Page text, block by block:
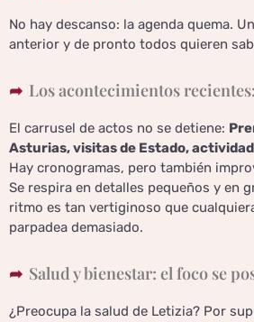
No hay descanso: la agenda quema.
anterior y de pronto todos quieren
Los acontecimientos
El carrusel de actos no se detiene:
Asturias, visitas de Estado,
Hay cronogramas, pero también
Se respira en detalles pequeños y en
ritmo es tan vertiginoso que
parpadea demasiado.
Salud y bienestar: el foco se
¿Preocupa la salud de Letizia? Por